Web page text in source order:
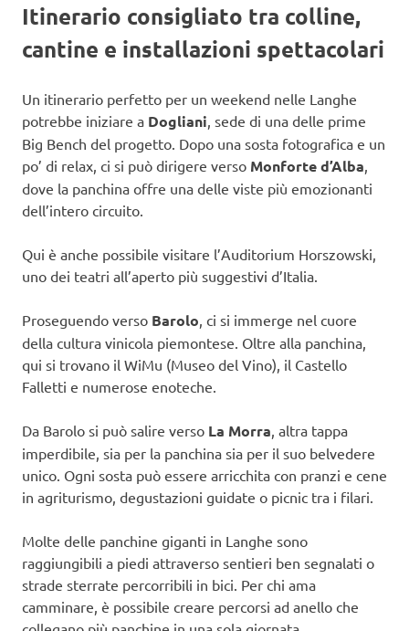
Itinerario consigliato tra colline,
cantine e installazioni spettacolari
Un itinerario perfetto per un weekend nelle Langhe
potrebbe iniziare a Dogliani , sede di una delle prime
Big Bench del progetto. Dopo una sosta fotografica e un
po’ di relax, ci si può dirigere verso Monforte d’Alba
dove la panchina offre una delle viste più emozionanti
dell’intero circuito.
Qui è anche possibile visitare l’Auditorium Horszowski,
uno dei teatri all’aperto più suggestivi d’Italia.
Proseguendo verso Barolo , ci si immerge nel cuore
della cultura vinicola piemontese. Oltre alla panchina,
qui si trovano il WiMu (Museo del Vino), il Castello
Falletti e numerose enoteche.
Da Barolo si può salire verso La Morra , altra tappa
imperdibile, sia per la panchina sia per il suo belvedere
unico. Ogni sosta può essere arricchita con pranzi e cene
in agriturismo, degustazioni guidate o picnic tra i filari.
Molte delle panchine giganti in Langhe sono
raggiungibili a piedi attraverso sentieri ben segnalati o
strade sterrate percorribili in bici. Per chi ama
camminare, è possibile creare percorsi ad anello che